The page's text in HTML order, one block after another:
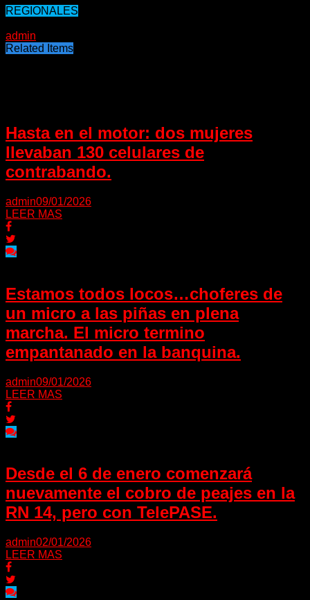
REGIONALES
admin
Related Items
Hasta en el motor: dos mujeres
llevaban 130 celulares de
contrabando.
admin09/01/2026
LEER MAS
Estamos todos locos…choferes de
un micro a las piñas en plena
marcha. El micro termino
empantanado en la banquina.
admin09/01/2026
LEER MAS
Desde el 6 de enero comenzará
nuevamente el cobro de peajes en la
RN 14, pero con TelePASE.
admin02/01/2026
LEER MAS